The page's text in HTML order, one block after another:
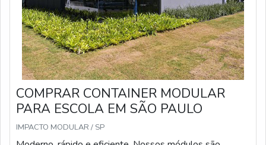
COMPRAR CONTAINER MODULAR
PARA ESCOLA EM SÃO PAULO
IMPACTO MODULAR / SP